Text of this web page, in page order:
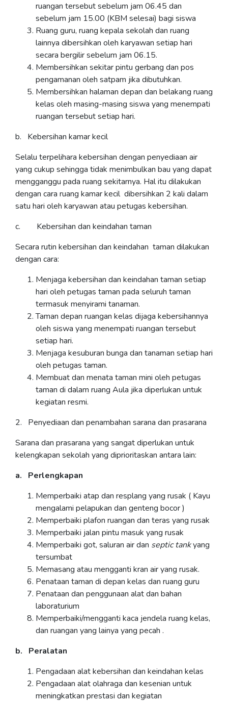
ruangan tersebut sebelum jam 06.45 dan
sebelum jam 15.00 (KBM selesai) bagi siswa
Ruang guru, ruang kepala sekolah dan ruang
lainnya dibersihkan oleh karyawan setiap hari
secara bergilir sebelum jam 06.15.
Membersihkan sekitar pintu gerbang dan pos
pengamanan oleh satpam jika dibutuhkan.
Membersihkan halaman depan dan belakang ruang
kelas oleh masing-masing siswa yang menempati
ruangan tersebut setiap hari.
b. Kebersihan kamar kecil
Selalu terpelihara kebersihan dengan penyediaan air
yang cukup sehingga tidak menimbulkan bau yang dapat
mengganggu pada ruang sekitarnya. Hal itu dilakukan
dengan cara ruang kamar kecil dibersihkan 2 kali dalam
satu hari oleh karyawan atau petugas kebersihan.
c. Kebersihan dan keindahan taman
Secara rutin kebersihan dan keindahan taman dilakukan
dengan cara:
Menjaga kebersihan dan keindahan taman setiap
hari oleh petugas taman pada seluruh taman
termasuk menyirami tanaman.
Taman depan ruangan kelas dijaga kebersihannya
oleh siswa yang menempati ruangan tersebut
setiap hari.
Menjaga kesuburan bunga dan tanaman setiap hari
oleh petugas taman.
Membuat dan menata taman mini oleh petugas
taman di dalam ruang Aula jika diperlukan untuk
kegiatan resmi.
2. Penyediaan dan penambahan sarana dan prasarana
Sarana dan prasarana yang sangat diperlukan untuk
kelengkapan sekolah yang diprioritaskan antara lain:
a. Perlengkapan
Memperbaiki atap dan resplang yang rusak ( Kayu
mengalami pelapukan dan genteng bocor )
Memperbaiki plafon ruangan dan teras yang rusak
Memperbaiki jalan pintu masuk yang rusak
Memperbaiki got, saluran air dan septic tankyang
tersumbat
Memasang atau mengganti kran air yang rusak.
Penataan taman di depan kelas dan ruang guru
Penataan dan penggunaan alat dan bahan
laboraturium
Memperbaiki/mengganti kaca jendela ruang kelas,
dan ruangan yang lainya yang pecah .
b. Peralatan
Pengadaan alat kebersihan dan keindahan kelas
Pengadaan alat olahraga dan kesenian untuk
meningkatkan prestasi dan kegiatan